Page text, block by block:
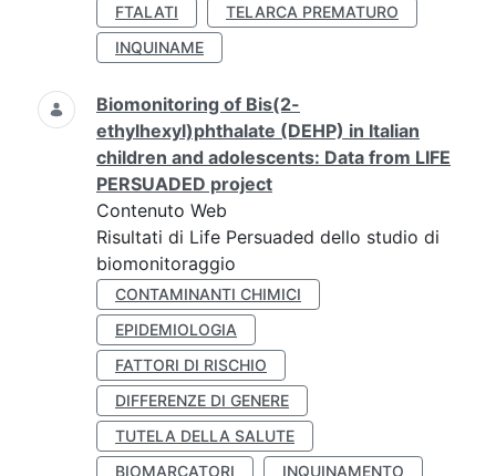
FTALATI
TELARCA PREMATURO
INQUINAME
Biomonitoring of Bis(2-
ethylhexyl)phthalate (DEHP) in Italian
children and adolescents: Data from LIFE
PERSUADED project
Contenuto Web
Risultati di Life Persuaded dello studio di
biomonitoraggio
CONTAMINANTI CHIMICI
EPIDEMIOLOGIA
FATTORI DI RISCHIO
DIFFERENZE DI GENERE
TUTELA DELLA SALUTE
BIOMARCATORI
INQUINAMENTO